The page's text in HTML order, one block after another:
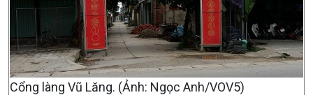
Cổng làng Vũ Lăng. (Ảnh: Ngọc Anh/VOV5)